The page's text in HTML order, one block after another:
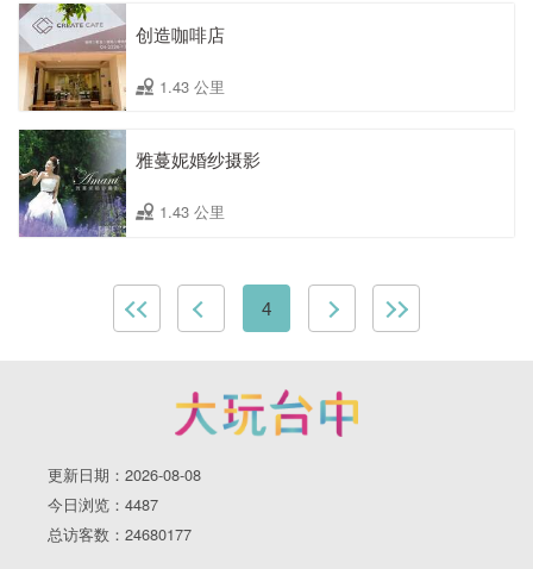
创造咖啡店
1.43 公里
雅蔓妮婚纱摄影
1.43 公里
4
更新日期：2026-08-08
今日浏览：4487
总访客数：24680177